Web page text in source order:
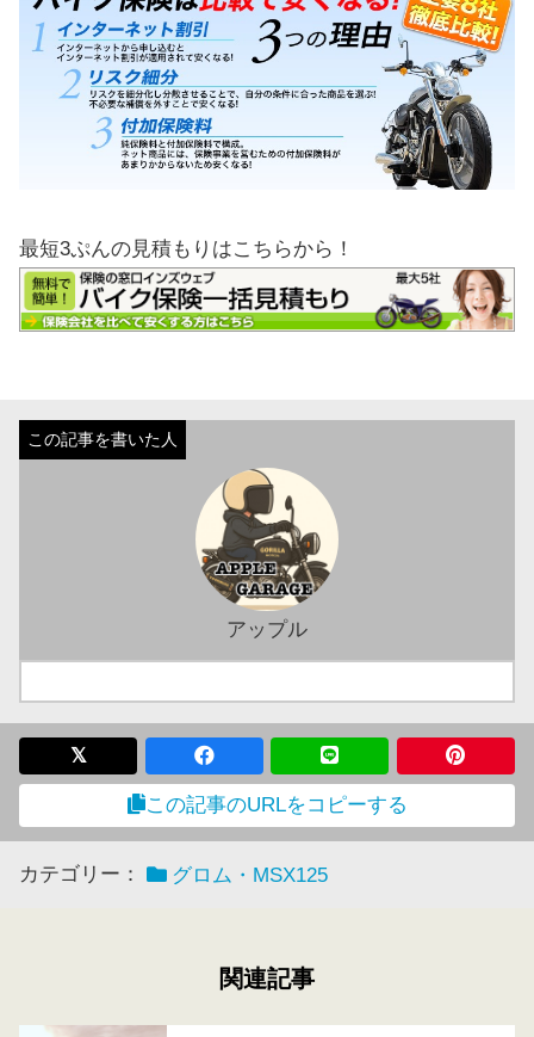
最短3ぷんの見積もりはこちらから！
アップル
この記事のURLをコピーする
カテゴリー： グロム・MSX125
関連記事